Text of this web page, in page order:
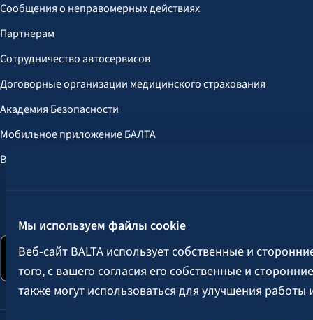
Мы используем файлы cookie
Веб-сайт BALTA использует собственные и
того, с вашего согласия его собственные и
также могут использоваться для улучшения работы
Сообщения о неправомерных действиях
Партнерам
Сотрудничество автосервисов
Договорные организации медицинского страхования
Академия Безопасности
Мобильное приложение БАЛТА
Выгоды для клиентов